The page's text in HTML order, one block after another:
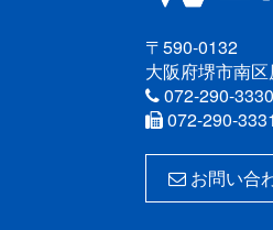
〒590-0132
大阪府堺市南
072-290-
072-290-3331
お問い合